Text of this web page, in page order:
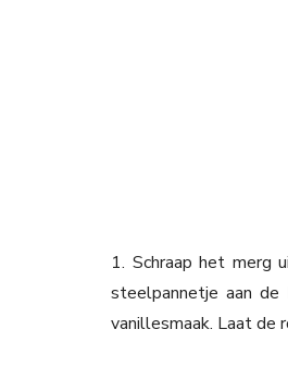
1. Schraap het merg
steelpannetje aan
vanillesmaak. Laat de